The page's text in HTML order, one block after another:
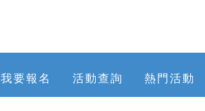
我要報名 活動查詢 熱門活動